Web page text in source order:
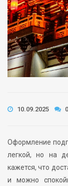
10.09.2025
Оформление
легкой, но на
кажется, что
и можно